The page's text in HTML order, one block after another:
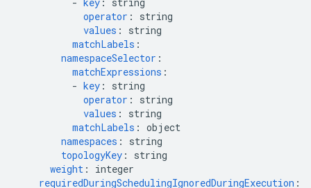
operator :
string
values :
string
matchLabels :
namespaceSelector :
matchExpressions :
- key :
string
operator :
string
values :
string
matchLabels : object
namespaces :
string
topologyKey :
string
weight :
integer
requiredDuringSchedulingIgnoredDuringExecution :